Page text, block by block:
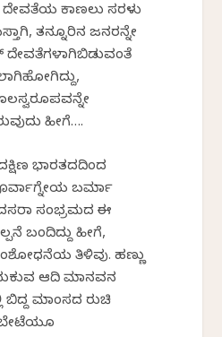
ಕಾಣಲು ಸರಳು
ತನ್ನೂರಿನ ಜನರನ್ನೇ
ಹೀಗೆ….
ಭಾರತದದಿಂದ
ಬರ್ಮಾ
ಸಂಭ್ರಮದ ಈ
ಬಂದಿದ್ದು ಹೀಗೆ,
ತಿಳಿವು. ಹಣ್ಣು
ಆದಿ ಮಾನವನ
ಬಿದ್ದ ಮಾಂಸದ ರುಚಿ
ಬೇಟೆಯೂ